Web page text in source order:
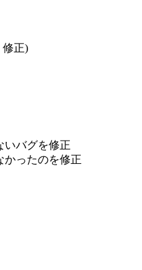
正)
バグを修正
ったのを修正